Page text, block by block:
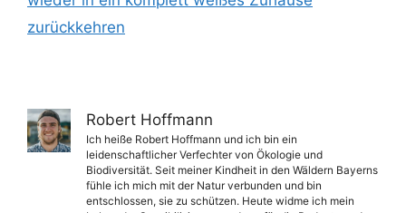
zurückkehren
Robert Hoffmann
Ich heiße Robert Hoffmann und ich bin ein
leidenschaftlicher Verfechter von Ökologie und
Biodiversität. Seit meiner Kindheit in den Wäldern Bayerns
fühle ich mich mit der Natur verbunden und bin
entschlossen, sie zu schützen. Heute widme ich mein